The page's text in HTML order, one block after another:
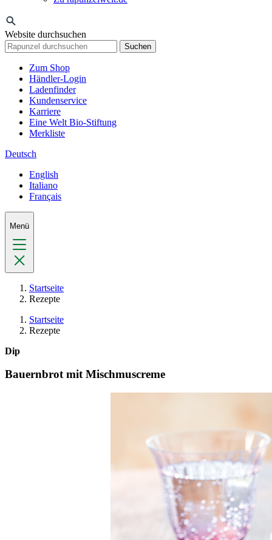
Website durchsuchen
Suchen
Zum Shop
Händler-Login
Ladenfinder
Kundenservice
Karriere
Eine Welt Bio-Stiftung
Merkliste
Deutsch
English
Italiano
Français
Menü
Startseite
Rezepte
Startseite
Rezepte
Dip
Bauernbrot mit Mischmuscreme